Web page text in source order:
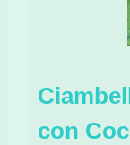
con